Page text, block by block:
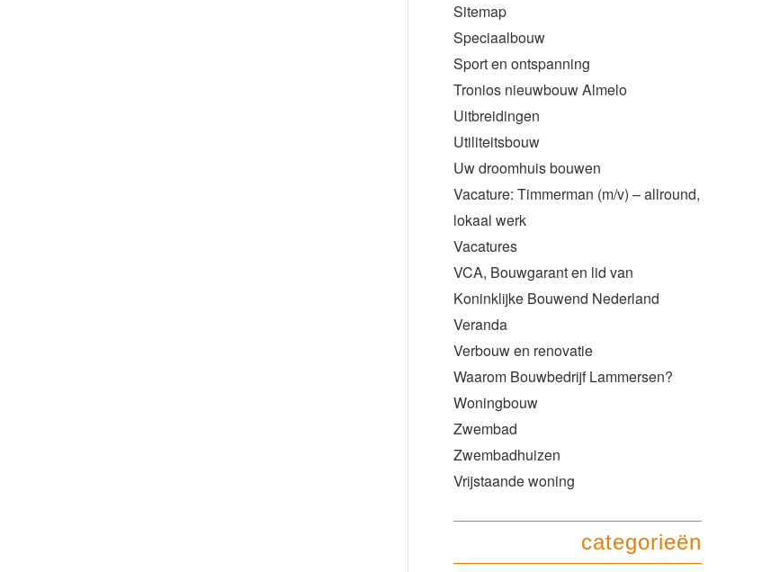
Sitemap
Speciaalbouw
Sport en ontspanning
Tronios nieuwbouw Almelo
Uitbreidingen
Utiliteitsbouw
Uw droomhuis bouwen
Vacature: Timmerman (m/v) – allround,
lokaal werk
Vacatures
VCA, Bouwgarant en lid van
Koninklijke Bouwend Nederland
Veranda
Verbouw en renovatie
Waarom Bouwbedrijf Lammersen?
Woningbouw
Zwembad
Zwembadhuizen
Vrijstaande woning
categorieën